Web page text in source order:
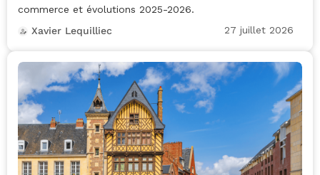
commerce et évolutions 2025-2026.
Xavier Lequilliec
27 juillet 2026